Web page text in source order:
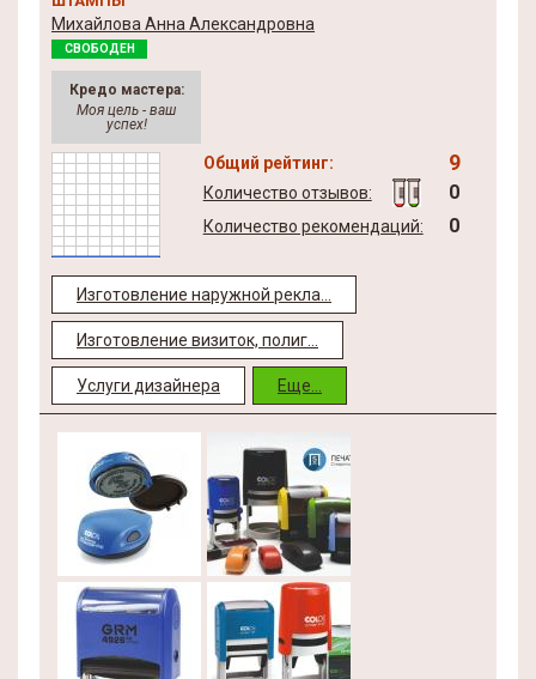
Михайлова Анна Александровна
СВОБОДЕН
Кредо мастера:
Моя цель - ваш
успех!
Общий рейтинг: 9
Количество отзывов: 0
Количество рекомендаций: 0
Изготовление наружной рекла...
Изготовление визиток, полиг...
Услуги дизайнера Еще...